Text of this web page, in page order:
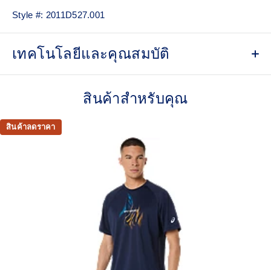
Style #: 2011D527.001
เทคโนโลยีและคุณสมบัติ
Lightweight knit fabric helps provide comfort.
Forward shoulder seam.
FUJITRAIL™ graphic inspired by Mt. Fuji.
Reflective details are designed to help improve your
visibility in low-light conditions.
At least 50% of the garment's main material is made
with recycled content to reduce waste and carbon
100% Recycled Polyester
สินค้าสำหรับคุณ
สินค้าลดราคา